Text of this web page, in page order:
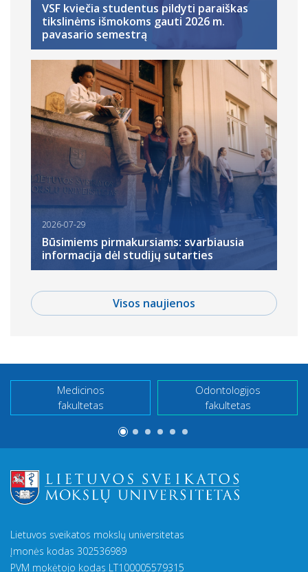
VSF kviečia studentus pildyti paraiškas
tikslinėms išmokoms gauti 2026 m.
pavasario semestrą
2026-07-29
Būsimiems pirmakursiams: svarbiausia
informacija dėl studijų sutarties
Visos naujienos
Medicinos
fakultetas
Odontologijos
fakultetas
Lietuvos sveikatos mokslų universitetas
Įmonės kodas 302536989
PVM mokėtojo kodas LT100005579315